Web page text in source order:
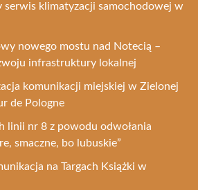
serwis klimatyzacji samochodowej w
nowego mostu nad Notecią –
infrastruktury lokalnej
komunikacji miejskiej w Zielonej
de Pologne
linii nr 8 z powodu odwołania
smaczne, bo lubuskie”
na Targach Książki w